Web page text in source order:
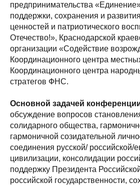
предпринимательства
поддержки, сохранения и
ценностей и патриотического
Отечество!», Краснодарской
организации «Содействие
Координационного центра
Координационного центра
стратегов ФНС.
Основной задачей
обсуждение вопросов
солидарного общества,
гармоничной созидательной
соединения русской/ российской/
цивилизации, консолидации
поддержку Президента
российской государственности,